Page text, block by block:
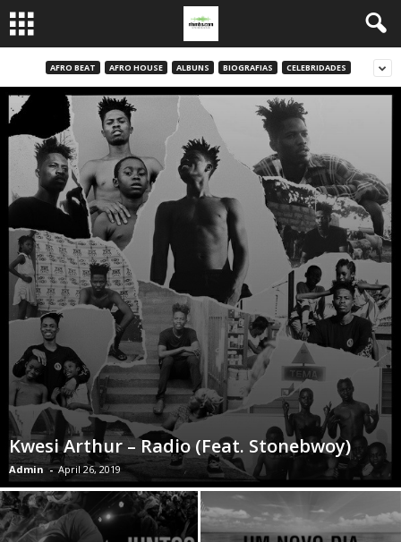
AFRO BEAT AFRO HOUSE ALBUNS BIOGRAFIAS CELEBRIDADES
Kwesi Arthur – Radio (Feat. Stonebwoy)
Admin - April 26, 2019